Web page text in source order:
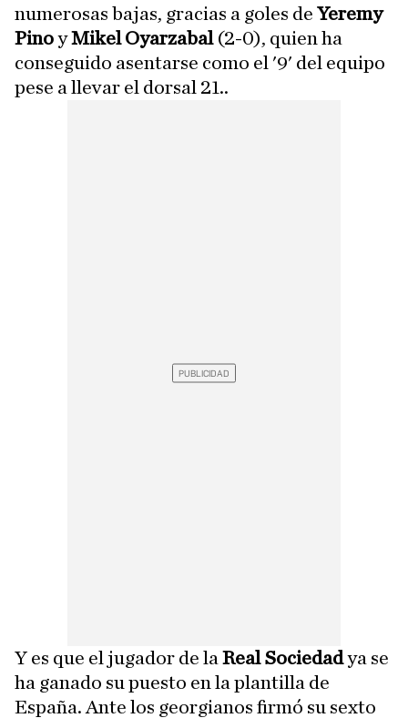
numerosas bajas, gracias a goles de Yeremy
PinoyMikel Oyarzabal(2-0), quien ha
conseguido asentarse como el '9' del equipo
pese a llevar el dorsal 21..
Y es que el jugador de la Real Sociedadya se
ha ganado su puesto en la plantilla de
España. Ante los georgianos firmó su sexto